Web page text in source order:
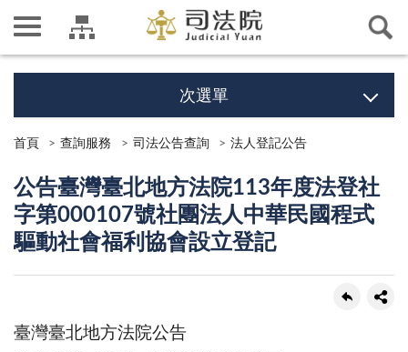
次選單
首頁 查詢服務 司法公告查詢 法人登記公告
公告臺灣臺北地方法院113年度法登社
字第000107號社團法人中華民國程式
驅動社會福利協會設立登記
臺灣臺北地方法院公告